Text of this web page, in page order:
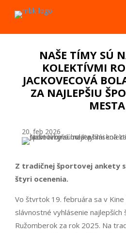
NAŠE TÍMY SÚ
KOLEKTÍVMI
JACKOVECOVÁ
ZA NAJLEPŠIU
MESTA
20. feb 2026
Z tradičnej športovej ankety
štyri ocenenia.
Vo štvrtok 19. februára sa v
slávnostné vyhlásenie
Ružomberok za rok 2025. Na